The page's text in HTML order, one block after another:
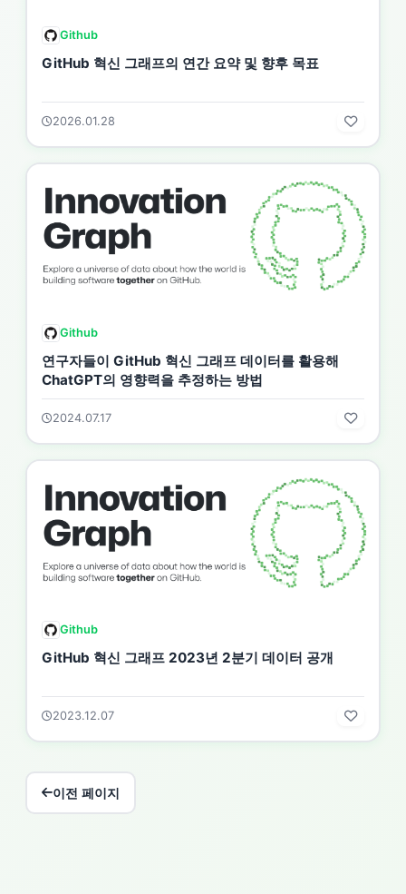
Github
GitHub 혁신 그래프의 연간 요약 및 향후 목표
2026.01.28
Github
연구자들이 GitHub 혁신 그래프 데이터를 활용해
ChatGPT의 영향력을 추정하는 방법
2024.07.17
Github
GitHub 혁신 그래프 2023년 2분기 데이터 공개
2023.12.07
이전 페이지